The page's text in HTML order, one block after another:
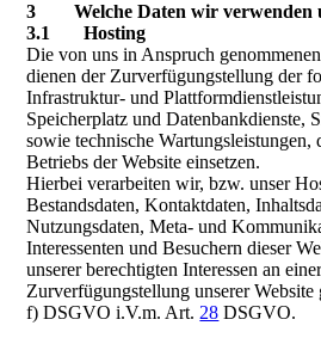
3 Welche Daten wir verwenden
3.1 Hosting
Die von uns in Anspruch
dienen der Zurverfügungstellung der
Infrastruktur- und
Speicherplatz und Datenbankdienste,
sowie technische
Betriebs der Website einsetzen.
Hierbei verarbeiten wir, bzw. unser
Bestandsdaten, Kontaktdaten,
Nutzungsdaten, Meta- und
Interessenten und Besuchern dieser
unserer berechtigten Interessen an
Zurverfügungstellung unserer
f) DSGVO i.V.m. Art. 28 DSGVO.